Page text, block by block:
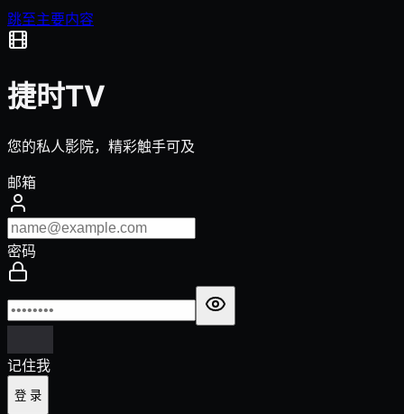
跳至主要内容
捷时TV
您的私人影院，精彩触手可及
邮箱
密码
记住我
登 录